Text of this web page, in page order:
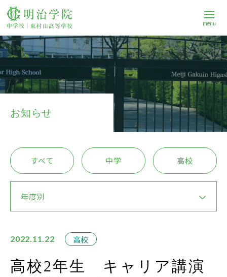
menu
学校案内
中学校
進路
Q&A
在校生・保護者の方
お知らせ
すべて 中学 高校
年度別
2022.11.22 高校
高校2年生 キャリア講演